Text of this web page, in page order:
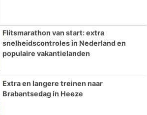
Flitsmarathon van start: extra
snelheidscontroles in Nederland en
populaire vakantielanden
Extra en langere treinen naar
Brabantsedag in Heeze